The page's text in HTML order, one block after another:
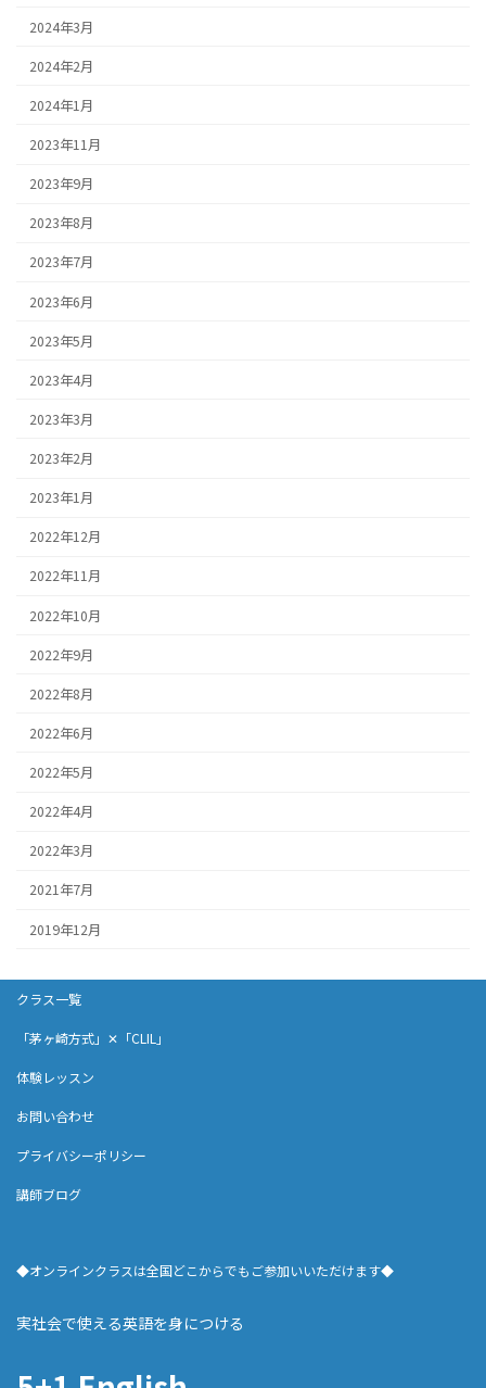
2024年3月
2024年2月
2024年1月
2023年11月
2023年9月
2023年8月
2023年7月
2023年6月
2023年5月
2023年4月
2023年3月
2023年2月
2023年1月
2022年12月
2022年11月
2022年10月
2022年9月
2022年8月
2022年6月
2022年5月
2022年4月
2022年3月
2021年7月
2019年12月
クラス一覧
「茅ヶ崎方式」✕「CLIL」
体験レッスン
お問い合わせ
プライバシーポリシー
講師ブログ
◆オンラインクラスは全国どこからでもご参加いいただけます◆
実社会で使える英語を身につける